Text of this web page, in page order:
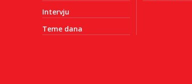
Intervju
Teme dana